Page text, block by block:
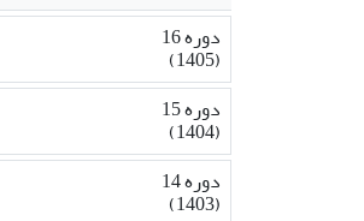
دوره 16
(1405)
دوره 15
(1404)
دوره 14
(1403)